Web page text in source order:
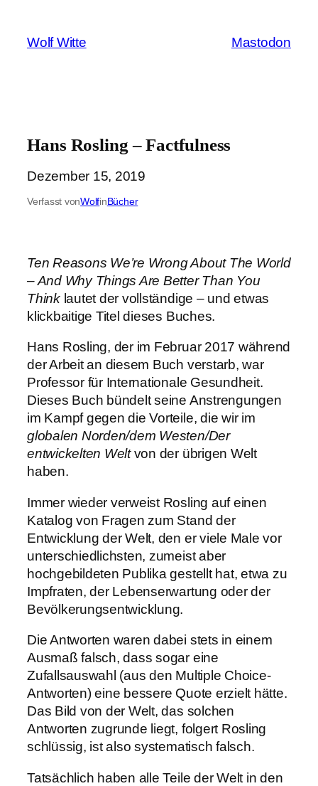
springen
Wolf Witte Mastodon
Hans Rosling – Factfulness
Dezember 15, 2019
Verfasst vonWolfinBücher
Ten Reasons We’re Wrong About The World
– And Why Things Are Better Than You
Thinklautet der vollständige – und etwas
klickbaitige Titel dieses Buches.
Hans Rosling, der im Februar 2017 während
der Arbeit an diesem Buch verstarb, war
Professor für Internationale Gesundheit.
Dieses Buch bündelt seine Anstrengungen
im Kampf gegen die Vorteile, die wir im
globalen Norden/dem Westen/Der
entwickelten Weltvon der übrigen Welt
haben.
Immer wieder verweist Rosling auf einen
Katalog von Fragen zum Stand der
Entwicklung der Welt, den er viele Male vor
unterschiedlichsten, zumeist aber
hochgebildeten Publika gestellt hat, etwa zu
Impfraten, der Lebenserwartung oder der
Bevölkerungsentwicklung.
Die Antworten waren dabei stets in einem
Ausmaß falsch, dass sogar eine
Zufallsauswahl (aus den Multiple Choice-
Antworten) eine bessere Quote erzielt hätte.
Das Bild von der Welt, das solchen
Antworten zugrunde liegt, folgert Rosling
schlüssig, ist also systematisch falsch.
Tatsächlich haben alle Teile der Welt in den